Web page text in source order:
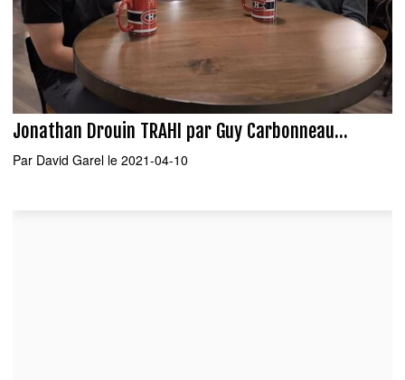
Jonathan Drouin TRAHI par Guy Carbonneau...
Par David Garel le 2021-04-10